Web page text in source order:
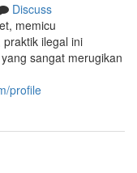
Discuss
memicu
ilegal ini
sangat merugikan
profile